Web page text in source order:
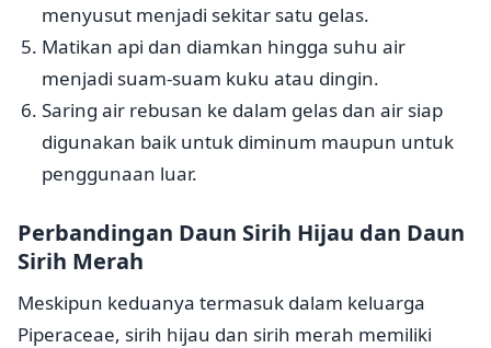
menyusut menjadi sekitar satu gelas.
Matikan api dan diamkan hingga suhu air
menjadi suam-suam kuku atau dingin.
Saring air rebusan ke dalam gelas dan air siap
digunakan baik untuk diminum maupun untuk
penggunaan luar.
Perbandingan Daun Sirih Hijau dan Daun
Sirih Merah
Meskipun keduanya termasuk dalam keluarga
Piperaceae, sirih hijau dan sirih merah memiliki